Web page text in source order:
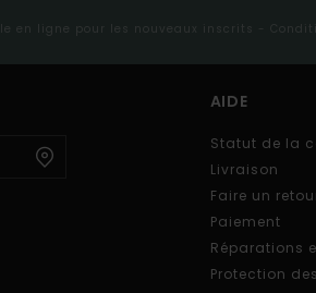
en ligne pour les nouveaux inscrits -
AIDE
Statut de la
Livraison
Faire un
Paiement
Réparations
Protection